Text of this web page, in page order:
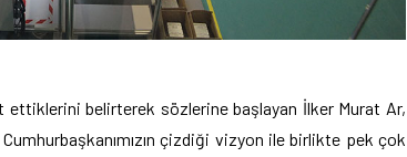
belirterek sözlerine başlayan İlker Murat Ar,
çizdiği vizyon ile birlikte pek çok